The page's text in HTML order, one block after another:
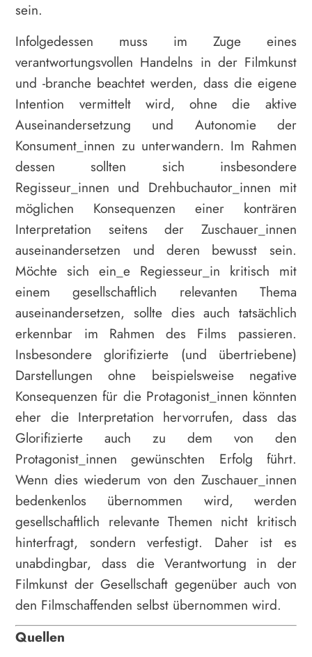
sein.
Infolgedessen muss im Zuge eines
verantwortungsvollen Handelns in der Filmkunst
und -branche beachtet werden, dass die eigene
Intention vermittelt wird, ohne die aktive
Auseinandersetzung und Autonomie der
Konsument_innen zu unterwandern. Im Rahmen
dessen sollten sich insbesondere
Regisseur_innen und Drehbuchautor_innen mit
möglichen Konsequenzen einer konträren
Interpretation seitens der Zuschauer_innen
auseinandersetzen und deren bewusst sein.
Möchte sich ein_e Regiesseur_in kritisch mit
einem gesellschaftlich relevanten Thema
auseinandersetzen, sollte dies auch tatsächlich
erkennbar im Rahmen des Films passieren.
Insbesondere glorifizierte (und übertriebene)
Darstellungen ohne beispielsweise negative
Konsequenzen für die Protagonist_innen könnten
eher die Interpretation hervorrufen, dass das
Glorifizierte auch zu dem von den
Protagonist_innen gewünschten Erfolg führt.
Wenn dies wiederum von den Zuschauer_innen
bedenkenlos übernommen wird, werden
gesellschaftlich relevante Themen nicht kritisch
hinterfragt, sondern verfestigt. Daher ist es
unabdingbar, dass die Verantwortung in der
Filmkunst der Gesellschaft gegenüber auch von
den Filmschaffenden selbst übernommen wird.
Quellen